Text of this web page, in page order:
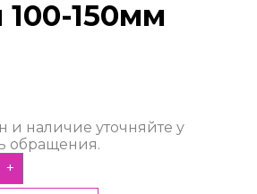
150мм
и наличие уточняйте у
обращения.
+